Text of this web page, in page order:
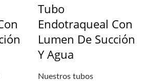
Tubo
Endotraqueal Con
Lumen De Succión
Y Agua
Nuestros tubos